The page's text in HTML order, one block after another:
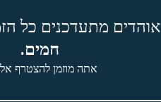
אוהדים מתעדכנים כל
חמים.
אתה מוזמן להצטרף